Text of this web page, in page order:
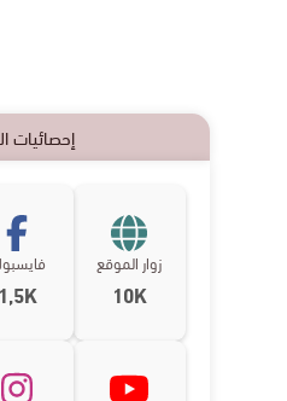
إحصائيات
زوار الموقع
10K
1,5K